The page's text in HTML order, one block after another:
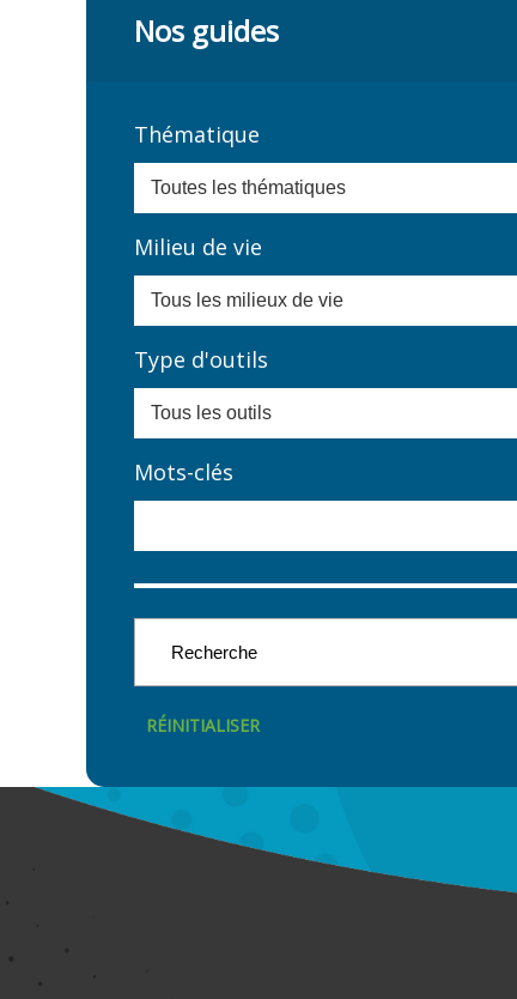
Nos guides
Thématique
Milieu de vie
Type d'outils
Mots-clés
RÉINITIALISER